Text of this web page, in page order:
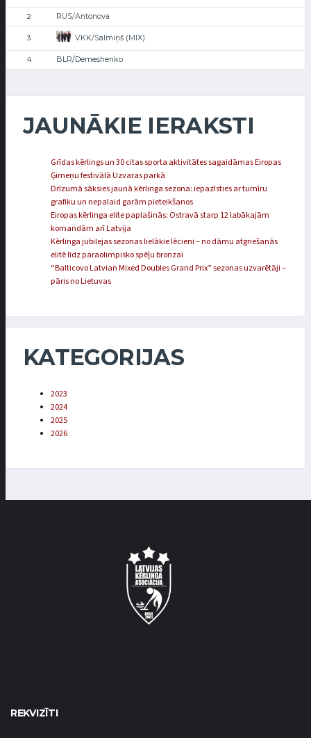
2 RUS/Antonova
3 VKK/Salmiņš (MIX)
4 BLR/Demeshenko
JAUNĀKIE IERAKSTI
Grīdas kērlings un 30 citas sporta aktivitātes sagaidāmas Eiropas
Ģimeņu festivālā Uzvaras parkā
Drīzumā sāksies jaunā kērlinga sezona: iepazīsties ar turnīru
grafiku un nepalaid garām pieteikšanos
Eiropas kērlinga elite paplašinās: Ostravā starp 12 labākajām
komandām arī Latvija
Kērlinga jubilejas sezonas lielākie lēcieni – no dāmu atgriešanās
elitē līdz paraolimpisko spēļu bronzai
“Balticovo Latvian Mixed Doubles Grand Prix” sezonas uzvarētāji –
pāris no Lietuvas
KATEGORIJAS
2023
2024
2025
2026
REKVIZĪTI